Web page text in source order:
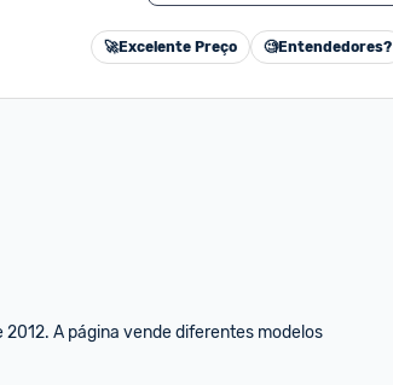
🚀Excelente Preço 🧐Entendedores?
A página vende diferentes modelos